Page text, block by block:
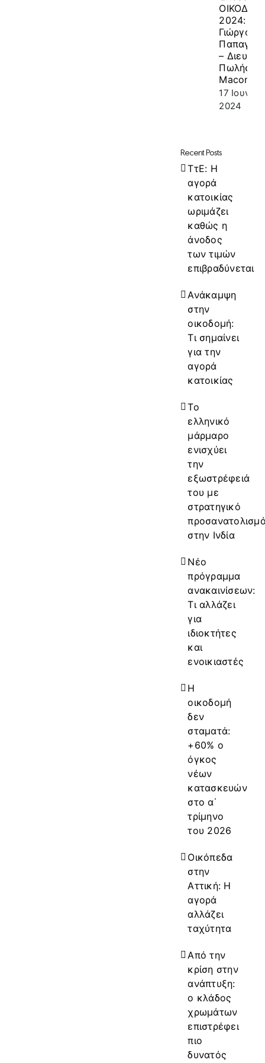
2024: κ.
Γιώργος
–
Macon
17
2024
Recent Posts
ΤτΕ: Η
αγορά
κατοικίας
ωριμάζει
καθώς η
άνοδος
των τιμών
επιβραδύνεται
Ανάκαμψη
στην
οικοδομή:
Τι σημαίνει
για την
αγορά
κατοικίας
Το
ελληνικό
μάρμαρο
ενισχύει
την
εξωστρέφειά
του με
στρατηγικό
στην Ινδία
Νέο
πρόγραμμα
ανακαινίσεων:
Τι αλλάζει
για
ιδιοκτήτες
και
ενοικιαστές
Η
οικοδομή
δεν
σταματά:
+60% ο
όγκος
νέων
κατασκευών
στο α΄
τρίμηνο
του 2026
Οικόπεδα
στην
Αττική: Η
αγορά
αλλάζει
ταχύτητα
Από την
κρίση στην
ανάπτυξη:
ο κλάδος
χρωμάτων
επιστρέφει
πιο
δυνατός